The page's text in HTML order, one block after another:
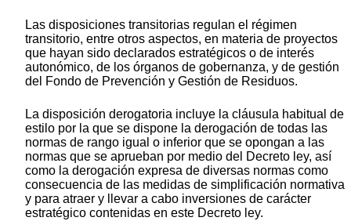
Las disposiciones transitorias regulan el régimen
transitorio, entre otros aspectos, en materia de proyectos
que hayan sido declarados estratégicos o de interés
autonómico, de los órganos de gobernanza, y de gestión
del Fondo de Prevención y Gestión de Residuos.
La disposición derogatoria incluye la cláusula habitual de
estilo por la que se dispone la derogación de todas las
normas de rango igual o inferior que se opongan a las
normas que se aprueban por medio del Decreto ley, así
como la derogación expresa de diversas normas como
consecuencia de las medidas de simplificación normativa
y para atraer y llevar a cabo inversiones de carácter
estratégico contenidas en este Decreto ley.